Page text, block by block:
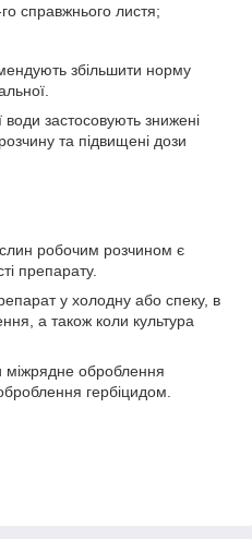
справжнього листя;
збільшити норму
води застосовують знижені
та підвищені дози
робочим розчином є
препарату.
у холодну або спеку, в
а також коли культура
міжрядне оброблення
гербіцидом.